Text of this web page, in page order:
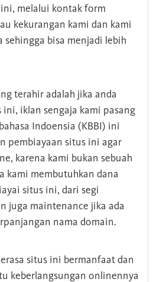
melalui kontak form
kekurangan kami dan kami
sehingga bisa menjadi lebih
terahir adalah jika anda
iklan sengaja kami pasang
Indoensia (KBBI) ini
pembiayaan situs ini agar
karena kami bukan sebuah
kami membutuhkan dana
situs ini, dari segi
juga maintenance jika ada
nama domain.
situs ini bermanfaat dan
keberlangsungan onlinennya